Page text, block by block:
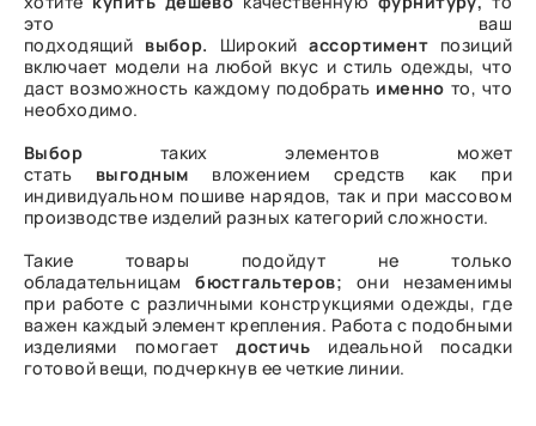
это ваш
подходящий выбор. Широкийассортимент позиций
включает модели на любой вкус и стиль одежды, что
даст возможность каждому подобрать именно то, что
необходимо.
Выбор таких элементов может
стать выгодным вложением средств как при
индивидуальном пошиве нарядов, так и при массовом
производстве изделий разных категорий сложности.
Такие товары подойдут не только
обладательницамбюстгальтеров; они незаменимы
при работе с различными конструкциями одежды, где
важен каждый элемент крепления. Работа с подобными
изделиями помогаетдостичь идеальной посадки
готовой вещи, подчеркнув ее четкие линии.